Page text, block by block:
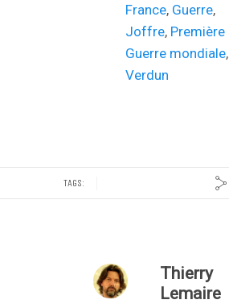
France, Guerre,
Joffre, Première
Guerre mondiale,
Verdun
TAGS:
Thierry
Lemaire